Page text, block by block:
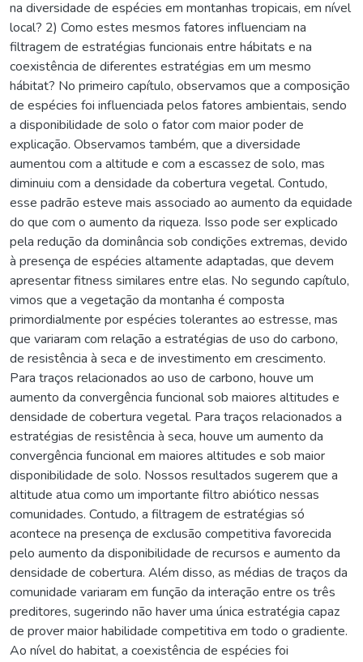
na diversidade de espécies em montanhas tropicais, em nível
local? 2) Como estes mesmos fatores influenciam na
filtragem de estratégias funcionais entre hábitats e na
coexistência de diferentes estratégias em um mesmo
hábitat? No primeiro capítulo, observamos que a composição
de espécies foi influenciada pelos fatores ambientais, sendo
a disponibilidade de solo o fator com maior poder de
explicação. Observamos também, que a diversidade
aumentou com a altitude e com a escassez de solo, mas
diminuiu com a densidade da cobertura vegetal. Contudo,
esse padrão esteve mais associado ao aumento da equidade
do que com o aumento da riqueza. Isso pode ser explicado
pela redução da dominância sob condições extremas, devido
à presença de espécies altamente adaptadas, que devem
apresentar fitness similares entre elas. No segundo capítulo,
vimos que a vegetação da montanha é composta
primordialmente por espécies tolerantes ao estresse, mas
que variaram com relação a estratégias de uso do carbono,
de resistência à seca e de investimento em crescimento.
Para traços relacionados ao uso de carbono, houve um
aumento da convergência funcional sob maiores altitudes e
densidade de cobertura vegetal. Para traços relacionados a
estratégias de resistência à seca, houve um aumento da
convergência funcional em maiores altitudes e sob maior
disponibilidade de solo. Nossos resultados sugerem que a
altitude atua como um importante filtro abiótico nessas
comunidades. Contudo, a filtragem de estratégias só
acontece na presença de exclusão competitiva favorecida
pelo aumento da disponibilidade de recursos e aumento da
densidade de cobertura. Além disso, as médias de traços da
comunidade variaram em função da interação entre os três
preditores, sugerindo não haver uma única estratégia capaz
de prover maior habilidade competitiva em todo o gradiente.
Ao nível do habitat, a coexistência de espécies foi